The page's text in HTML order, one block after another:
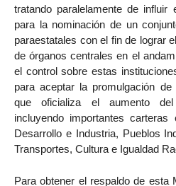
tratando paralelamente de influir
para la nominación de un
paraestatales con el fin de lograr
de órganos centrales en el
el control sobre estas
para aceptar la promulgación
que oficializa el aumento
incluyendo importantes
Desarrollo e Industria, Pueblos
Transportes, Cultura e Igualdad
Para obtener el respaldo de esta